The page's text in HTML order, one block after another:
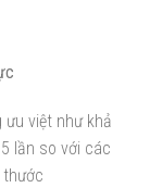
việt như khả
lần so với các
thước